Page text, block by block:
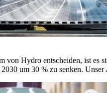
von Hydro entscheiden, ist es
um 30 % zu senken.